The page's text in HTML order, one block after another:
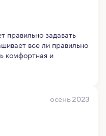
правильно задавать
все ли правильно
комфортная и
осень 2023